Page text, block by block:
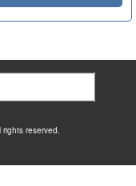
reserved.